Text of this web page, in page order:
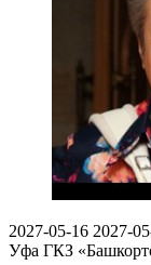
2027-05-16 2027-
Уфа ГКЗ